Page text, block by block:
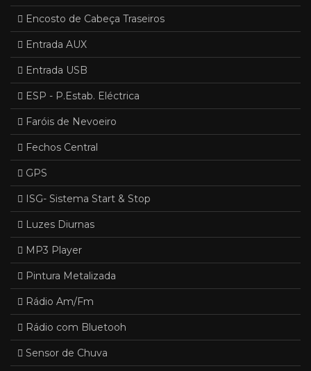
Encosto de Cabeça Traseiros
Entrada AUX
Entrada USB
ESP - P.Estab. Eléctrica
Faróis de Nevoeiro
Fechos Central
GPS
ISG- Sistema Start & Stop
Luzes Diurnas
MP3 Player
Pintura Metalizada
Rádio Am/Fm
Rádio com Bluetooh
Sensor de Chuva